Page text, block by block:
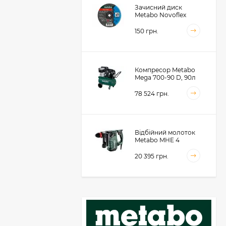
Зачисний диск
Metabo Novoflex
(616468000)
150 грн.
Компресор Metabo
Mega 700-90 D, 90л
78 524 грн.
Відбійний молоток
Metabo MHE 4
20 395 грн.
фрезер для обробки
металевих крайок
Metabo KFMVB 18 LTX
50 104 грн.